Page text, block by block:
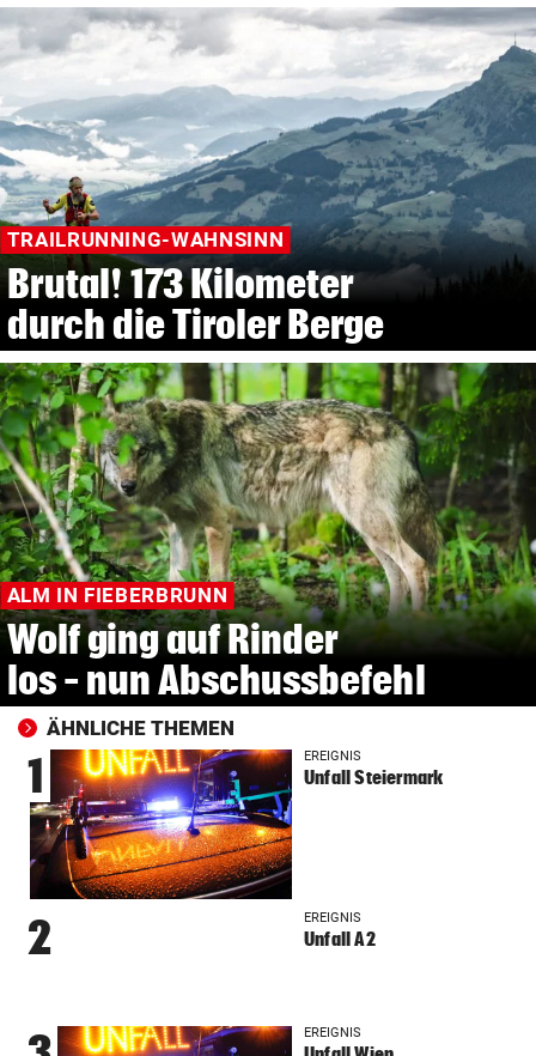
TRAILRUNNING-WAHNSINN
Brutal! 173 Kilometer
durch die Tiroler Berge
ALM IN FIEBERBRUNN
Wolf ging auf Rinder
los – nun Abschussbefehl
ÄHNLICHE THEMEN
1 EREIGNIS
Unfall Steiermark
2 EREIGNIS
Unfall A2
EREIGNIS